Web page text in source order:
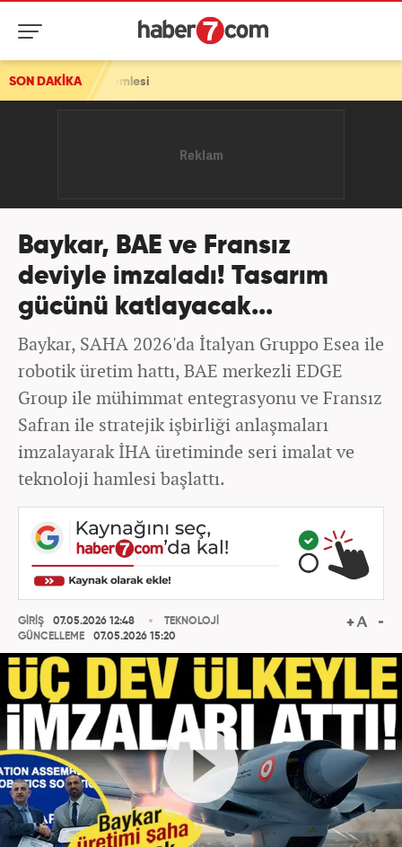
SON DAKİKA
Baykar, BAE ve Fransız
deviyle imzaladı! Tasarım
gücünü katlayacak...
Baykar, SAHA 2026'da İtalyan Gruppo Esea ile
robotik üretim hattı, BAE merkezli EDGE
Group ile mühimmat entegrasyonu ve Fransız
Safran ile stratejik işbirliği anlaşmaları
imzalayarak İHA üretiminde seri imalat ve
teknoloji hamlesi başlattı.
GİRİŞ
07.05.2026 12:48
GÜNCELLEME
07.05.2026 15:20
TEKNOLOJİ